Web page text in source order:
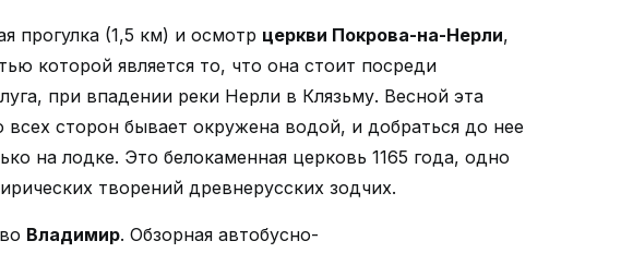
прогулка (1,5 км) и осмотр церкви Покрова-на-Нерли,
которой является то, что она стоит посреди
при впадении реки Нерли в Клязьму. Весной эта
всех сторон бывает окружена водой, и добраться до нее
на лодке. Это белокаменная церковь 1165 года, одно
творений древнерусских зодчих.
Владимир. Обзорная автобусно-